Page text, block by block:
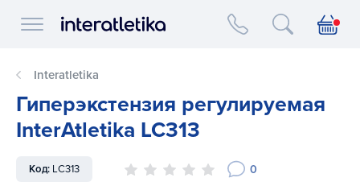
Interatletika logo
Interatletika
Гиперэкстензия регулируемая
InterAtletika LC313
Код: LC313 0